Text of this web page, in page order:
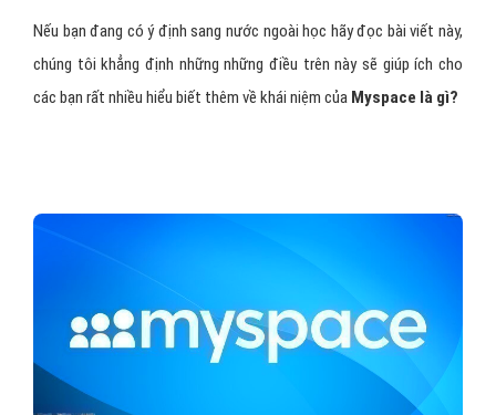
Nếu bạn đang có ý định sang nước ngoài học hãy đọc bài viết này,
chúng tôi khẳng định những những điều trên này sẽ giúp ích cho
các bạn rất nhiều hiểu biết thêm về khái niệm của Myspace là gì?